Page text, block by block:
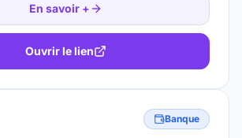
En savoir +
Ouvrir le lien
Banque